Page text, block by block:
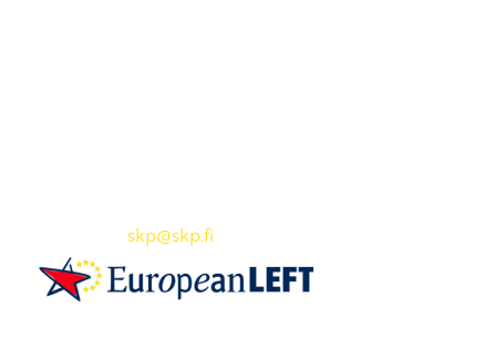
skp@skp.fi